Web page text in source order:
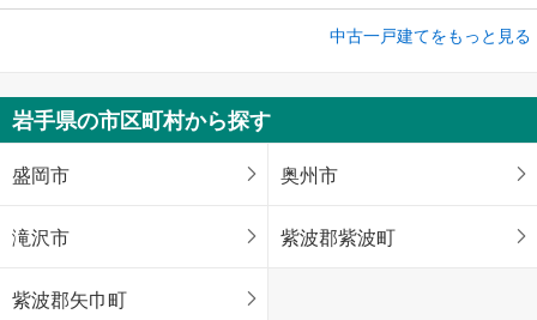
奥州市江刺岩谷堂字向山
2,099万円
4LDK
土地面積 262.22m 2
東北新幹線 「水沢江刺」駅から7000m 車:14分
中古一戸建てをもっと見る
岩手県の市区町村から探す
盛岡市 奥州市
滝沢市 紫波郡紫波町
紫波郡矢巾町